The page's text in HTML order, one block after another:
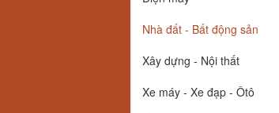
Nhà đất - Bất động sản
Xây dựng - Nội thất
Xe máy - Xe đạp - Ôtô